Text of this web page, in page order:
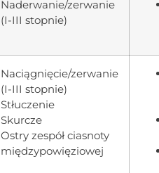
Naderwanie/zerwanie
(I-III stopnie)
Naciągnięcie/zerwanie
(I-III stopnie)
Stłuczenie
Skurcze
Ostry zespół ciasnoty
międzypowięziowej